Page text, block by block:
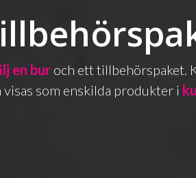
en bur och ett tillbehörspaket.
som enskilda produkter i